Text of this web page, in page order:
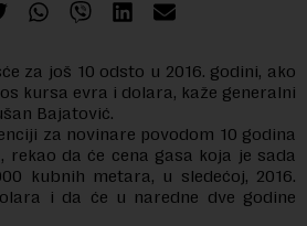
za još 10 odsto u 2016. godini, ako
kursa evra i dolara, kaže generalni
Bajatović.
za novinare povodom 10 godina
rekao da će cena gasa koja je sada
kubnih metara, u sledećoj, 2016.
i da će u naredne dve godine